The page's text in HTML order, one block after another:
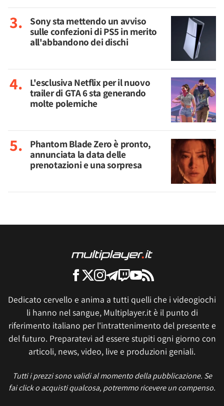
Sony sta mettendo un avviso
sulle confezioni di PS5 in merito
all'abbandono dei dischi
L'esclusiva Netflix per il nuovo
trailer di GTA 6 sta generando
molte polemiche
Phantom Blade Zero è pronto,
annunciata la data delle
prenotazioni e una sorpresa
Dedicato cervello e anima a tutti quelli che i videogiochi
li hanno nel sangue, Multiplayer.it è il punto di
riferimento italiano per l'intrattenimento del presente e
del futuro. Preparatevi ad essere stupiti ogni giorno con
articoli, news, video, live e produzioni geniali.
Tutti i prezzi sono validi al momento della pubblicazione. Se
fai click o acquisti qualcosa, potremmo ricevere un compenso.